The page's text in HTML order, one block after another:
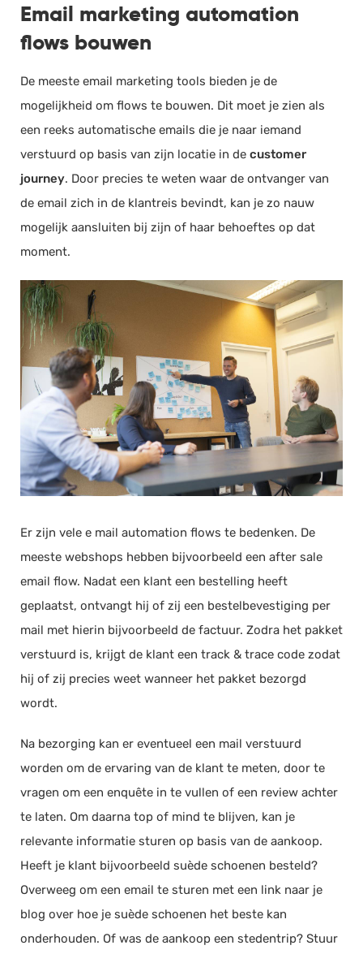
Email marketing automation
flows bouwen
De meeste email marketing tools bieden je de
mogelijkheid om flows te bouwen. Dit moet je zien als
een reeks automatische emails die je naar iemand
verstuurd op basis van zijn locatie in de customer
journey. Door precies te weten waar de ontvanger van
de email zich in de klantreis bevindt, kan je zo nauw
mogelijk aansluiten bij zijn of haar behoeftes op dat
moment.
Er zijn vele e mail automation flows te bedenken. De
meeste webshops hebben bijvoorbeeld een after sale
email flow. Nadat een klant een bestelling heeft
geplaatst, ontvangt hij of zij een bestelbevestiging per
mail met hierin bijvoorbeeld de factuur. Zodra het pakket
verstuurd is, krijgt de klant een track & trace code zodat
hij of zij precies weet wanneer het pakket bezorgd
wordt.
Na bezorging kan er eventueel een mail verstuurd
worden om de ervaring van de klant te meten, door te
vragen om een enquête in te vullen of een review achter
te laten. Om daarna top of mind te blijven, kan je
relevante informatie sturen op basis van de aankoop.
Heeft je klant bijvoorbeeld suède schoenen besteld?
Overweeg om een email te sturen met een link naar je
blog over hoe je suède schoenen het beste kan
onderhouden. Of was de aankoop een stedentrip? Stuur